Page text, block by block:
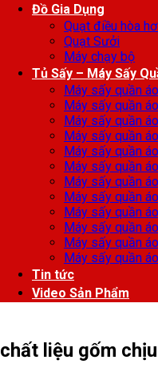
Đồ Gia Dụng
Quạt điều hòa
Quạt Sưởi
Máy chạy bộ
Tủ Sấy – Máy Sấy
Máy sấy quần
Máy sấy quần
Máy sấy quần
Máy sấy quần
Máy sấy quần
Máy sấy quần
Máy sấy quần
Máy sấy quần
Máy sấy quần
Máy sấy quần
Máy sấy quần
Máy sấy quần
Tin tức
Video Sản Phẩm
chất liệu gốm